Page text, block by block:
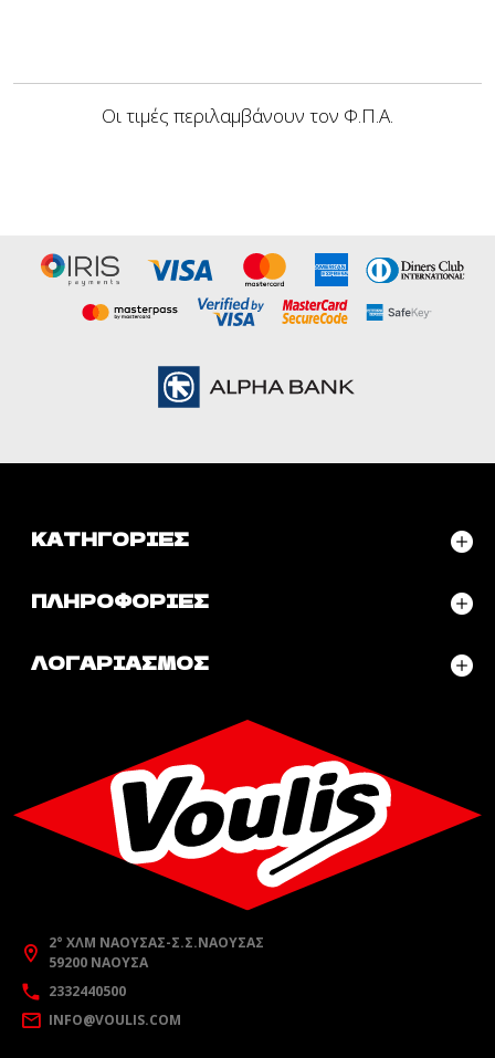
Οι τιμές περιλαμβάνουν τον Φ.Π.Α.
ΚΑΤΗΓΟΡΊΕΣ
ΠΛΗΡΟΦΟΡΊΕΣ
ΛΟΓΑΡΙΑΣΜΌΣ
2° ΧΛΜ ΝΆΟΥΣΑΣ-Σ.Σ.ΝΆΟΥΣΑΣ
59200 ΝΆΟΥΣΑ
2332440500
INFO@VOULIS.COM